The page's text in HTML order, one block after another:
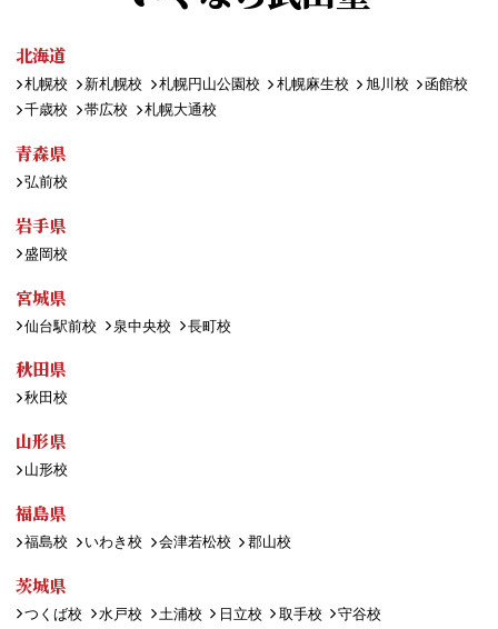
北海道
札幌校 新札幌校 札幌円山公園校 札幌麻生校 旭川校
函館校
千歳校
帯広校 札幌大通校
青森県
弘前校
岩手県
盛岡校
宮城県
仙台駅前校 泉中央校 長町校
秋田県
秋田校
山形県
山形校
福島県
福島校 いわき校 会津若松校 郡山校
茨城県
つくば校 水戸校 土浦校 日立校 取手校 守谷校